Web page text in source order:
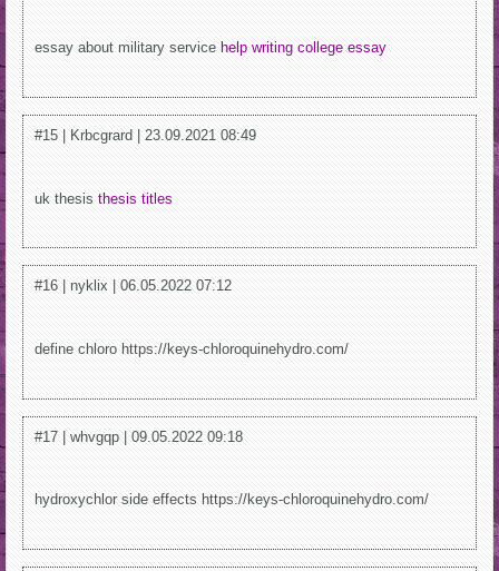
essay about military service help writing college essay
#15 | Krbcgrard | 23.09.2021 08:49
uk thesis thesis titles
#16 | nyklix | 06.05.2022 07:12
define chloro https://keys-chloroquinehydro.com/
#17 | whvgqp | 09.05.2022 09:18
hydroxychlor side effects https://keys-chloroquinehydro.com/